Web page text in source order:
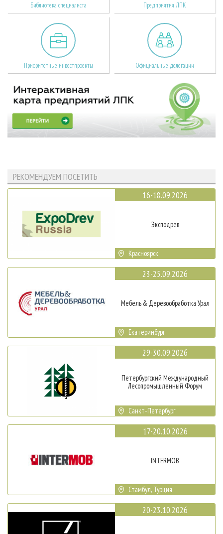
Библиотека специалиста Предприятия ЛПК
Приоритетные инвестпроекты Официальные делегации
РЕКОМЕНДУЕМ ПОСЕТИТЬ
16-18.09.2026
Эксподрев
Красноярск
23-25.09.2026
Мебель & Деревообработка Урал
Екатеринбург
29-30.09.2026
Петербургский Международный
Лесопромышленный Форум
Санкт-Петербург
17-20.10.2026
INTERMOB
Стамбул, Турция
20-23.10.2026